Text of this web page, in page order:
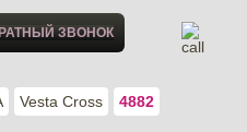
Vesta Cross 4882
ЗВОНОК